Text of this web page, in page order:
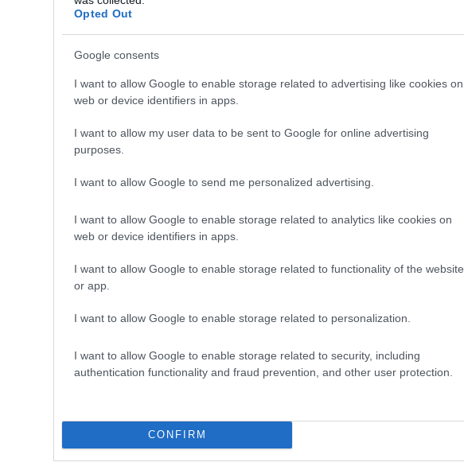
Opted Out
Google consents
I want to allow Google to enable storage related to advertising like cookies on
web or device identifiers in apps.
I want to allow my user data to be sent to Google for online advertising
purposes.
I want to allow Google to send me personalized advertising.
I want to allow Google to enable storage related to analytics like cookies on
web or device identifiers in apps.
I want to allow Google to enable storage related to functionality of the website
or app.
I want to allow Google to enable storage related to personalization.
I want to allow Google to enable storage related to security, including
authentication functionality and fraud prevention, and other user protection.
CONFIRM
VÁSÁROK A
HOME-on
készülődés
utazásról Csonka
NÉMETORSZÁG ROMANTIKUS
KINCSESLÁDÁJA
Kanyargó folyók és meredek szőlőültetvények,
Koblenz környékén kirándultam.